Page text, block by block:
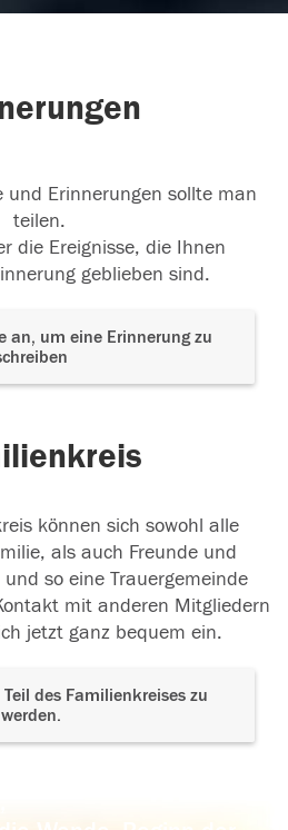
und Erinnerungen sollte man
teilen.
die Ereignisse, die Ihnen
geblieben sind.
an, um eine Erinnerung zu
können sich sowohl alle
als auch Freunde und
so eine Trauergemeinde
mit anderen Mitgliedern
jetzt ganz bequem ein.
des Familienkreises zu
werden.